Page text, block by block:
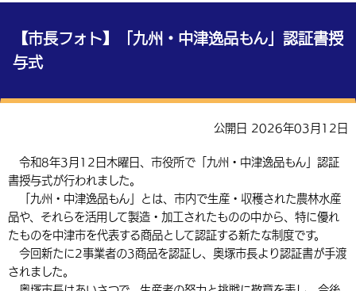
英語（English）
中国語（繁体字） 韓国語（한국어）
組織案内
総合メニュー
くらしの情報
届出・登録・証明 保険・年金
健康・予防
税金 住宅・インフラ
環境・衛生 生涯学習・スポーツ・人権
選挙 外国人の方向け情報
事業者の方へ
産業・雇用
農林水産業 税金
都市整備
施設情報 子どもを預ける
手当・助成 健康・医療
相談・支援・情報 計画・施策
観光・移住
観光なび スポットを探す
遊ぶ・体験する グルメ・食べる
買う・おみやげ
市政情報
中津市について 市役所の紹介
地方創生・地域活性化
【市長フォト】「九州・中津逸品もん」認証書授
与式
公開日 2026年03月12日
令和8年3月12日木曜日、市役所で「九州・中津逸品もん」認証
書授与式が行われました。
「九州・中津逸品もん」とは、市内で生産・収穫された農林水産
品や、それらを活用して製造・加工されたものの中から、特に優れ
たものを中津市を代表する商品として認証する新たな制度です。
今回新たに2事業者の3商品を認証し、奥塚市長より認証書が手渡
されました。